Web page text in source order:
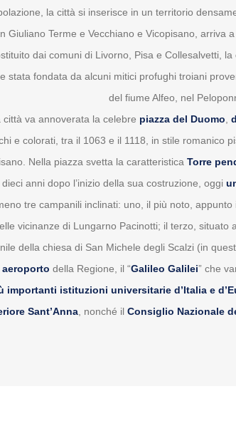
la città si inserisce in un territorio
Giuliano Terme e Vecchiano e Vicopisano,
dai comuni di Livorno, Pisa e Collesalvetti,
stata fondata da alcuni mitici profughi troiani
del fiume Alfeo, nel
va annoverata la celebre piazza del Duomo
e colorati, tra il 1063 e il 1118, in stile romanico
Nella piazza svetta la caratteristica Torre
anni dopo l’inizio della sua costruzione, oggi
tre campanili inclinati: uno, il più noto,
vicinanze di Lungarno Pacinotti; il terzo,
della chiesa di San Michele degli Scalzi (in
aeroporto della Regione, il “Galileo Galilei” che
importanti istituzioni universitarie d’Italia e
Sant’Anna , nonché il Consiglio Nazionale